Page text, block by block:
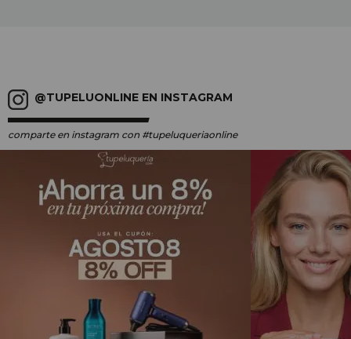
@TUPELUONLINE EN INSTAGRAM
comparte en instagram con #tupeluqueriaonline